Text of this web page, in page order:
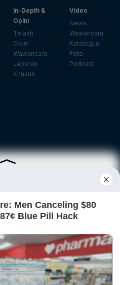
In-Depth &
Opini
Telaah
Opini
Wawancara
Laporan
Khusus
Video
News
Wawancara
Katalogue
Foto
Podcast
Daftar
Karier
Pedoman Media Siber